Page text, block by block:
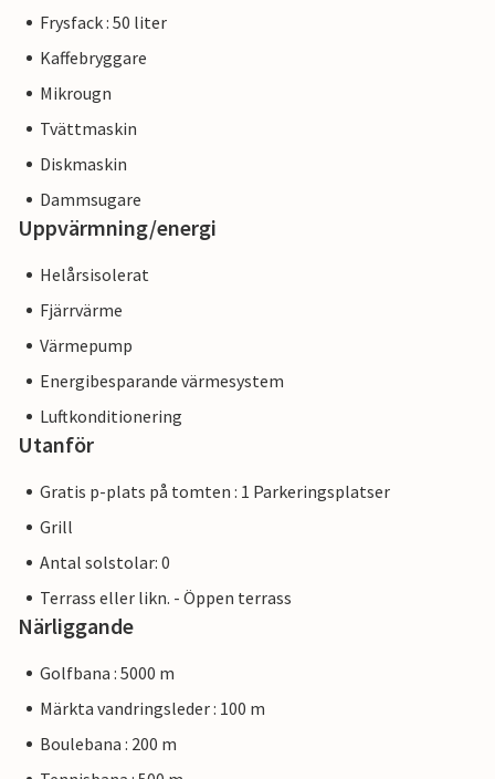
Frysfack : 50 liter
Kaffebryggare
Mikrougn
Tvättmaskin
Diskmaskin
Dammsugare
Uppvärmning/energi
Helårsisolerat
Fjärrvärme
Värmepump
Energibesparande värmesystem
Luftkonditionering
Utanför
Gratis p-plats på tomten : 1 Parkeringsplatser
Grill
Antal solstolar: 0
Terrass eller likn. - Öppen terrass
Närliggande
Golfbana : 5000 m
Märkta vandringsleder : 100 m
Boulebana : 200 m